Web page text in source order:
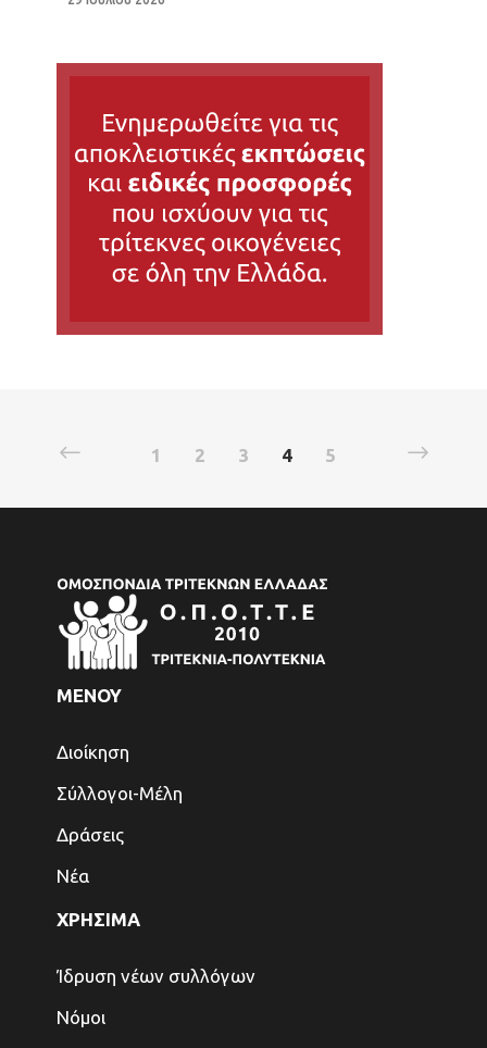
1 2 3 4 5
ΜΕΝΟΥ
Διοίκηση
Σύλλογοι-Μέλη
Δράσεις
Νέα
ΧΡΗΣΙΜΑ
Ίδρυση νέων συλλόγων
Νόμοι